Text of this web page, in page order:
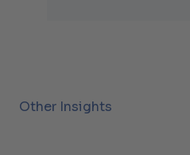
Other Insights